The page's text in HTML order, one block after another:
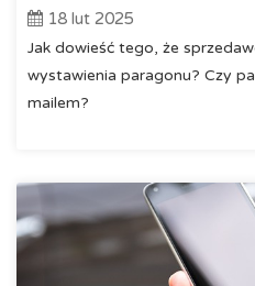
18 lut 2025
Jak dowieść tego, że
wystawienia paragonu? Czy
mailem?